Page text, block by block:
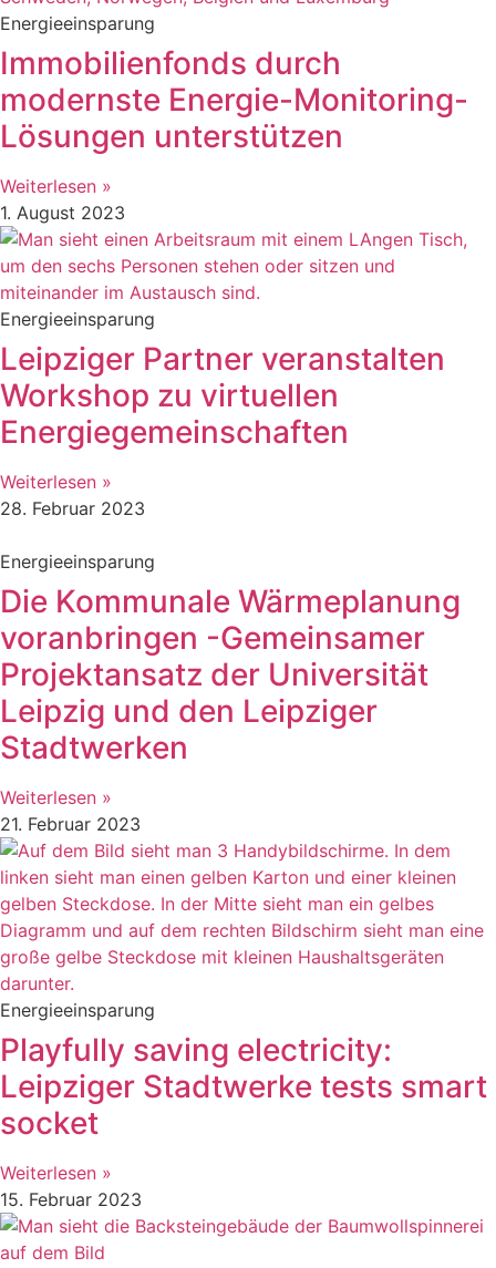
Energieeinsparung
Immobilienfonds durch
modernste Energie-Monitoring-
Lösungen unterstützen
Weiterlesen »
1. August 2023
Energieeinsparung
Leipziger Partner veranstalten
Workshop zu virtuellen
Energiegemeinschaften
Weiterlesen »
28. Februar 2023
Energieeinsparung
Die Kommunale Wärmeplanung
voranbringen -Gemeinsamer
Projektansatz der Universität
Leipzig und den Leipziger
Stadtwerken
Weiterlesen »
21. Februar 2023
Energieeinsparung
Playfully saving electricity:
Leipziger Stadtwerke tests smart
socket
Weiterlesen »
15. Februar 2023